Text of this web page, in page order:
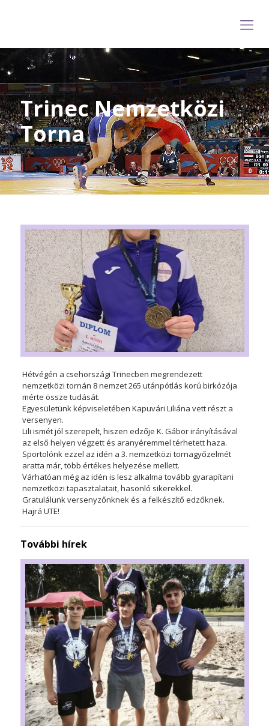
Trinec Nemzetközi
Torna
Hétvégén a csehországi Trinecben megrendezett
nemzetközi tornán 8 nemzet 265 utánpótlás korú birkózója
mérte össze tudását.
Egyesületünk képviseletében Kapuvári Liliána vett részt a
versenyen.
Lili ismét jól szerepelt, hiszen edzője K. Gábor irányításával
az első helyen végzett és aranyéremmel térhetett haza.
Sportolónk ezzel az idén a 3. nemzetközi tornagyőzelmét
aratta már, több értékes helyezése mellett.
Várhatóan még az idén is lesz alkalma tovább gyarapítani
nemzetközi tapasztalatait, hasonló sikerekkel.
Gratulálunk versenyzőnknek és a felkészítő edzőknek.
Hajrá UTE!
További hírek